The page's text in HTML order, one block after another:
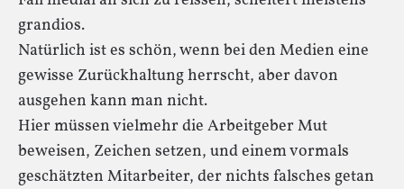
grandios.
Natürlich ist es schön, wenn bei den Medien eine
gewisse Zurückhaltung herrscht, aber davon
ausgehen kann man nicht.
Hier müssen vielmehr die Arbeitgeber Mut
beweisen, Zeichen setzen, und einem vormals
geschätzten Mitarbeiter, der nichts falsches getan